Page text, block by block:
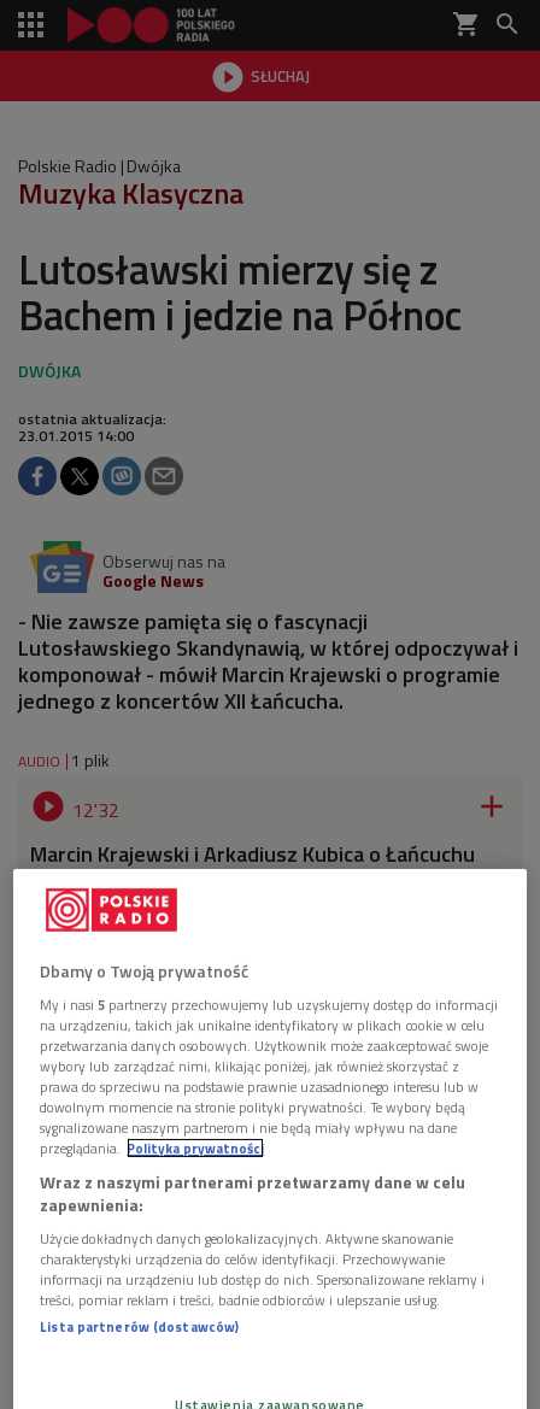
shopping_cart 
 SŁUCHAJ

Polskie Radio Dwójka
Muzyka Klasyczna
Lutosławski mierzy się z
Bachem i jedzie na Północ
ostatnia aktualizacja:
23.01.2015 14:00
Obserwuj nas na
Google News
- Nie zawsze pamięta się o fascynacji
Lutosławskiego Skandynawią, w której odpoczywał i
komponował - mówił Marcin Krajewski o programie
jednego z koncertów XII Łańcucha.
AUDIO 1 plik
 12'32 
Marcin Krajewski i Arkadiusz Kubica o Łańcuchu
(Poranek Dwójki)
Norweskie krajobrazy fascynowały Witolda Lutosławskiego. Czy znalazło to
odzwierciedlenie w jego muzyce? Foto: Frédéric de Goldschmidt
www.frederic.net (lic. CC, wikipedia)
Łańcuch XII na antenie Dwójki>>>
Dbamy o Twoją prywatność
My i nasi5 partnerzy przechowujemy lub uzyskujemy dostęp do informacji
na urządzeniu, takich jak unikalne identyfikatory w plikach cookie w celu
przetwarzania danych osobowych. Użytkownik może zaakceptować swoje
wybory lub zarządzać nimi, klikając poniżej, jak również skorzystać z
prawa do sprzeciwu na podstawie prawnie uzasadnionego interesu lub w
dowolnym momencie na stronie polityki prywatności. Te wybory będą
sygnalizowane naszym partnerom i nie będą miały wpływu na dane
przeglądania. Polityka prywatności
Wraz z naszymi partnerami przetwarzamy dane w celu
zapewnienia:
Użycie dokładnych danych geolokalizacyjnych. Aktywne skanowanie
charakterystyki urządzenia do celów identyfikacji. Przechowywanie
informacji na urządzeniu lub dostęp do nich. Spersonalizowane reklamy i
treści, pomiar reklam i treści, badnie odbiorców i ulepszanie usług.
Lista partnerów (dostawców)
Ustawienia zaawansowane